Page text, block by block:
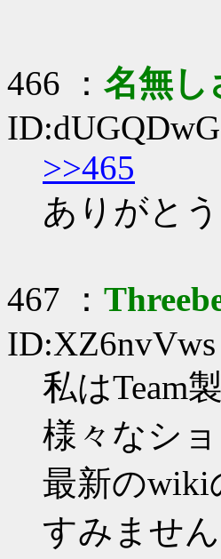
466 ： 名無し
>>465
ありがと
467 ：
ID:XZ6nvVws
私はTeam
様々なシ
最新のwiki
すみませ